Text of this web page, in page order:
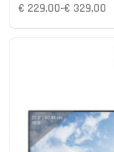
€ 229,00-€ 329,00